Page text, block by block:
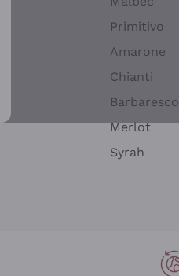
Primitivo
Amarone
Chianti
Barbaresco
Merlot
Syrah